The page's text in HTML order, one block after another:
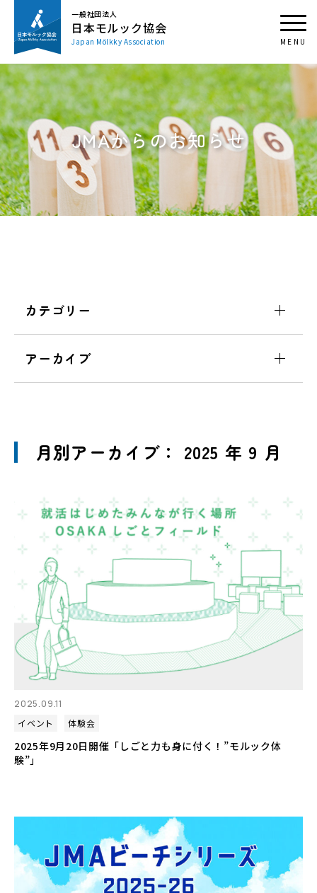
一般社団法人
日本モルック協会
Japan Mölkky Association
JMAからのお知らせ
月別アーカイブ： 2025 年 9 月
2025.09.11
イベント
体験会
2025年9月20日開催「しごと力も身に付く！”モルック体
験”」
カテゴリー
アーカイブ